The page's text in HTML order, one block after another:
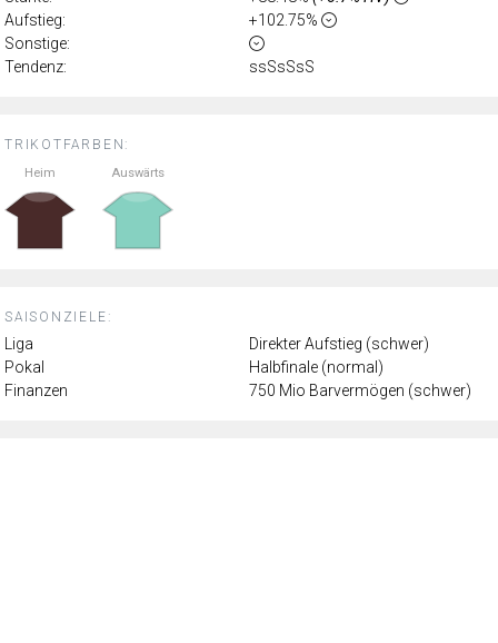
TRIKOTFARBEN:
Heim Auswärts
SAISONZIELE:
Liga
Direkter Aufstieg (schwer)
Pokal
Halbfinale (normal)
Finanzen
750 Mio Barvermögen (schwer)
Aufstieg:
+102.75%
Sonstige:
Tendenz:
ssSsSsS